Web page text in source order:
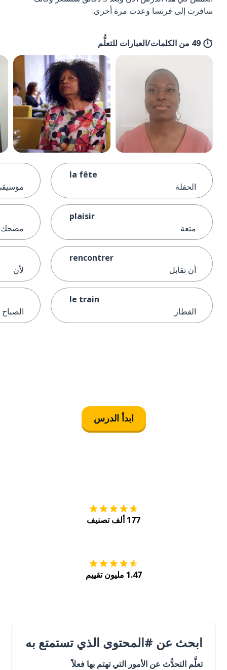
سافرت إلى فرنسا وعدت مرة أخرى.
49 من الكلمات/العبارات للتعلُّم
la fête
الحفلة
plaisir
متعة
rencontrer
أن تقابل
le train
القطار
مضحك
لأن
الصباح
ابدأ الدرس
177 ألف تصنيف
1.47 مليون تقييم
ابحث عن #المحتوى الذي تستمتع به
تعلَّم التحدُّث عن الأمور التي تهتم بها فعلاً